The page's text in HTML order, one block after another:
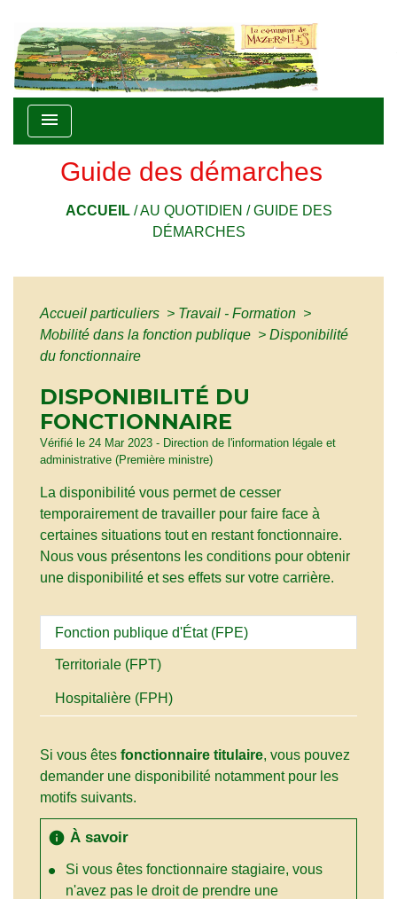
menu
Guide des démarches
ACCUEIL/AU QUOTIDIEN /GUIDE DES
DÉMARCHES
Accueil particuliers > Travail - Formation >
Mobilité dans la fonction publique > Disponibilité
du fonctionnaire
DISPONIBILITÉ DU
FONCTIONNAIRE
Vérifié le 24 Mar 2023 - Direction de l'information légale et
administrative (Première ministre)
La disponibilité vous permet de cesser
temporairement de travailler pour faire face à
certaines situations tout en restant fonctionnaire.
Nous vous présentons les conditions pour obtenir
une disponibilité et ses effets sur votre carrière.
Fonction publique d'État (FPE)
Territoriale (FPT)
Hospitalière (FPH)
Si vous êtes fonctionnaire titulaire, vous pouvez
demander une disponibilité notamment pour les
motifs suivants.
info À savoir
Si vous êtes fonctionnaire stagiaire, vous
n'avez pas le droit de prendre une